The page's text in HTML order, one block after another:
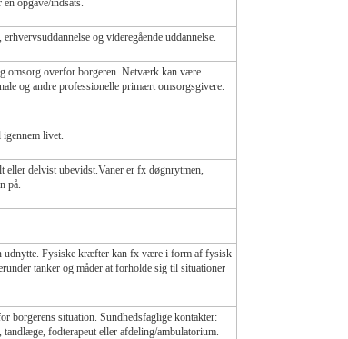
og videregående uddannelse.
omsorg overfor borgeren. Netværk kan være
og andre professionelle primært omsorgsgivere.
livet.
delvist ubevidst.Vaner er fx døgnrytmen,
på.
udnytte. Fysiske kræfter kan fx være i form af fysisk
tanker og måder at forholde sig til situationer
borgerens situation. Sundhedsfaglige kontakter:
fodterapeut eller afdeling/ambulatorium.